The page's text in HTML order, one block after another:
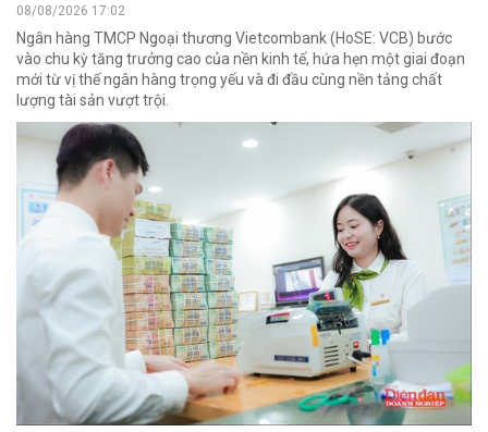
08/08/2026 17:02
Ngân hàng TMCP Ngoại thương Vietcombank (HoSE: VCB) bước
vào chu kỳ tăng trưởng cao của nền kinh tế, hứa hẹn một giai đoạn
mới từ vị thế ngân hàng trọng yếu và đi đầu cùng nền tảng chất
lượng tài sản vượt trội.